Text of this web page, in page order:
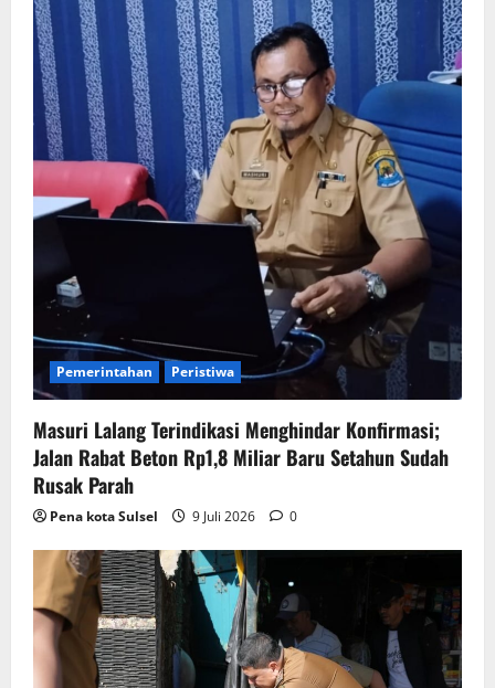
Pemerintahan Peristiwa
Masuri Lalang Terindikasi Menghindar Konfirmasi;
Jalan Rabat Beton Rp1,8 Miliar Baru Setahun Sudah
Rusak Parah
Pena kota Sulsel 9 Juli 2026 0